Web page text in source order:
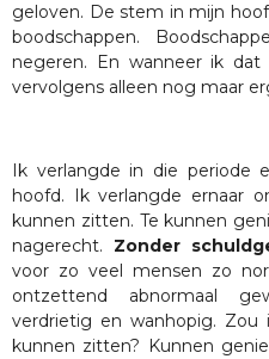
geloven. De stem in mijn
boodschappen.
negeren. En wanneer ik
vervolgens alleen nog maar
Ik verlangde in die periode
hoofd. Ik verlangde ernaar
kunnen zitten. Te kunnen
nagerecht. Zonder
voor zo veel mensen zo
ontzettend abnormaal
verdrietig en wanhopig.
kunnen zitten? Kunnen